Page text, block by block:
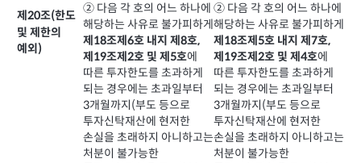
제20조(한도
및 제한의
예외)
② 다음 각 호의 어느 하나에
해당하는 사유로 불가피하게
제18조제6호 내지 제8호,
제19조제2호 및 제5호에
따른 투자한도를 초과하게
되는 경우에는 초과일부터
3개월까지(부도 등으로
투자신탁재산에 현저한
손실을 초래하지 아니하고는
처분이 불가능한
② 다음 각 호의 어느 하나에
해당하는 사유로 불가피하게
제18조제5호 내지 제7호,
제19조제2호 및 제4호에
따른 투자한도를 초과하게
되는 경우에는 초과일부터
3개월까지(부도 등으로
투자신탁재산에 현저한
손실을 초래하지 아니하고는
처분이 불가능한